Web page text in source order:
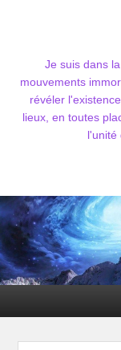
Je suis dans
mouvements
révéler
lieux, en toutes
l'unité